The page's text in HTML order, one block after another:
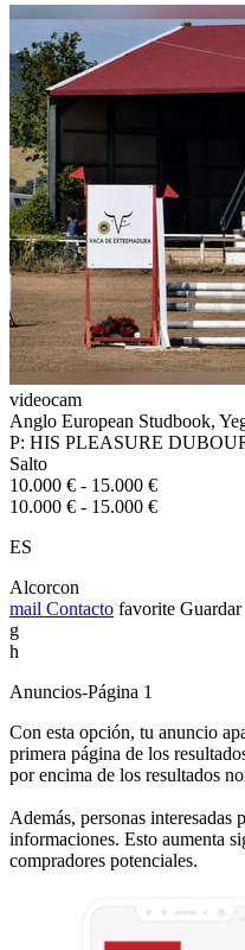
videocam
Anglo European Studbook,
P: HIS PLEASURE
Salto
10.000 € - 15.000 €
10.000 € - 15.000 €
ES
Alcorcon
mail Contacto favorite Guardar
g
h
Anuncios-Página 1
Con esta opción, tu anuncio
primera página de los
por encima de los resultados
Además, personas interesadas
informaciones. Esto aumenta
compradores potenciales.